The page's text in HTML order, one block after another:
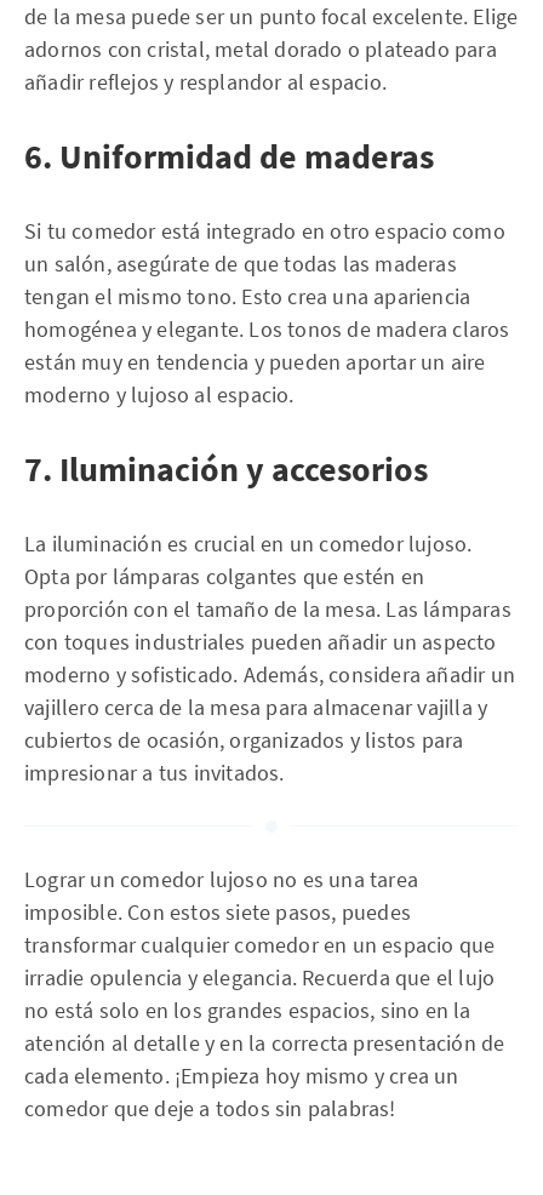
de la mesa puede ser un punto focal excelente. Elige
adornos con cristal, metal dorado o plateado para
añadir reflejos y resplandor al espacio.
6. Uniformidad de maderas
Si tu comedor está integrado en otro espacio como
un salón, asegúrate de que todas las maderas
tengan el mismo tono. Esto crea una apariencia
homogénea y elegante. Los tonos de madera claros
están muy en tendencia y pueden aportar un aire
moderno y lujoso al espacio.
7. Iluminación y accesorios
La iluminación es crucial en un comedor lujoso.
Opta por lámparas colgantes que estén en
proporción con el tamaño de la mesa. Las lámparas
con toques industriales pueden añadir un aspecto
moderno y sofisticado. Además, considera añadir un
vajillero cerca de la mesa para almacenar vajilla y
cubiertos de ocasión, organizados y listos para
impresionar a tus invitados.
Lograr un comedor lujoso no es una tarea
imposible. Con estos siete pasos, puedes
transformar cualquier comedor en un espacio que
irradie opulencia y elegancia. Recuerda que el lujo
no está solo en los grandes espacios, sino en la
atención al detalle y en la correcta presentación de
cada elemento. ¡Empieza hoy mismo y crea un
comedor que deje a todos sin palabras!